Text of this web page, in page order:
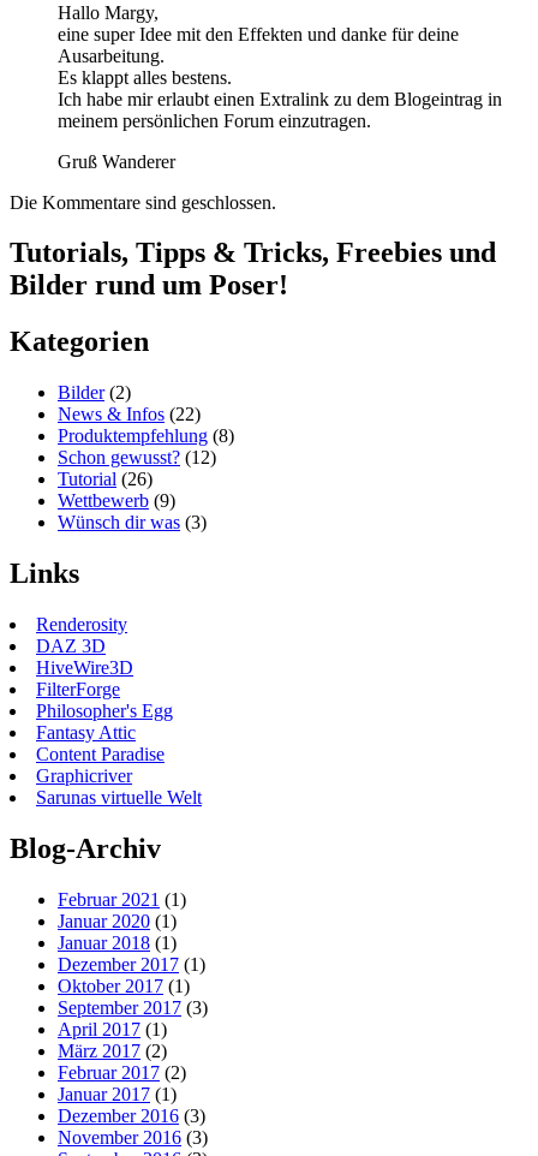
Hallo Margy,
eine super Idee mit den Effekten und danke für deine
Ausarbeitung.
Es klappt alles bestens.
Ich habe mir erlaubt einen Extralink zu dem Blogeintrag in
meinem persönlichen Forum einzutragen.
Gruß Wanderer
Die Kommentare sind geschlossen.
Tutorials, Tipps & Tricks, Freebies und
Bilder rund um Poser!
Kategorien
Bilder(2)
News & Infos (22)
Produktempfehlung (8)
Schon gewusst? (12)
Tutorial (26)
Wettbewerb (9)
Wünsch dir was (3)
Links
Renderosity
DAZ 3D
HiveWire3D
FilterForge
Philosopher's Egg
Fantasy Attic
Content Paradise
Graphicriver
Sarunas virtuelle Welt
Blog-Archiv
Februar 2021 (1)
Januar 2020 (1)
Januar 2018 (1)
Dezember 2017 (1)
Oktober 2017 (1)
September 2017 (3)
April 2017 (1)
März 2017 (2)
Februar 2017 (2)
Januar 2017 (1)
Dezember 2016 (3)
November 2016 (3)